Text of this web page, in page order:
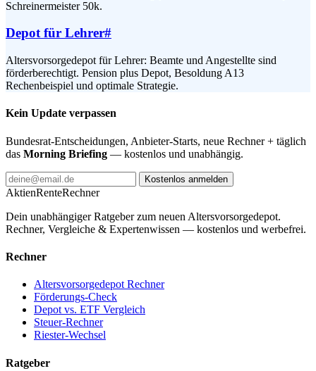
Schreinermeister 50k.
Depot für Lehrer#
Altersvorsorgedepot für Lehrer: Beamte und Angestellte sind
förderberechtigt. Pension plus Depot, Besoldung A13
Rechenbeispiel und optimale Strategie.
Kein Update verpassen
Bundesrat-Entscheidungen, Anbieter-Starts, neue Rechner + täglich
das Morning Briefing — kostenlos und unabhängig.
Kostenlos anmelden
AktienRenteRechner
Dein unabhängiger Ratgeber zum neuen Altersvorsorgedepot.
Rechner, Vergleiche & Expertenwissen — kostenlos und werbefrei.
Rechner
Altersvorsorgedepot Rechner
Förderungs-Check
Depot vs. ETF Vergleich
Steuer-Rechner
Riester-Wechsel
Ratgeber